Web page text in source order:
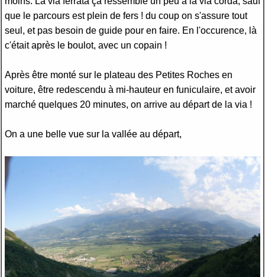
que le parcours est plein de fers ! du coup on s'assure tout
seul, et pas besoin de guide pour en faire. En l'occurence, là
c'était après le boulot, avec un copain !
Après être monté sur le plateau des Petites Roches en
voiture, être redescendu à mi-hauteur en funiculaire, et avoir
marché quelques 20 minutes, on arrive au départ de la via !
On a une belle vue sur la vallée au départ,